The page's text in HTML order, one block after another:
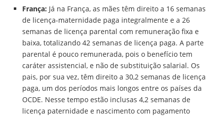
França: Já na França, as mães têm direito a 16 semanas
de licença-maternidade paga integralmente e a 26
semanas de licença parental com remuneração fixa e
baixa, totalizando 42 semanas de licença paga. A parte
parental é pouco remunerada, pois o benefício tem
caráter assistencial, e não de substituição salarial. Os
pais, por sua vez, têm direito a 30,2 semanas de licença
paga, um dos períodos mais longos entre os países da
OCDE. Nesse tempo estão inclusas 4,2 semanas de
licença paternidade e nascimento com pagamento